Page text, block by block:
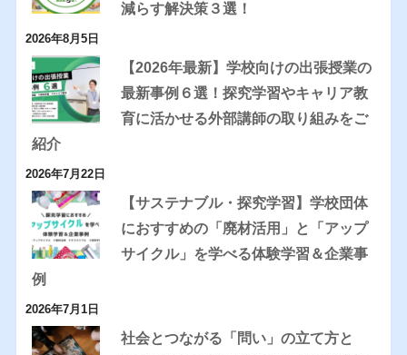
減らす解決策３選！
2026年8月5日
【2026年最新】学校向けの出張授業の
最新事例６選！探究学習やキャリア教
育に活かせる外部講師の取り組みをご
紹介
2026年7月22日
【サステナブル・探究学習】学校団体
におすすめの「廃材活用」と「アップ
サイクル」を学べる体験学習＆企業事
例
2026年7月1日
社会とつながる「問い」の立て方と